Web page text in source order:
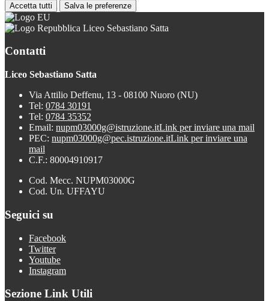
Accetta tutti Salva le preferenze
Liceo Sebastiano Satta
Contatti
Liceo Sebastiano Satta
Via Attilio Deffenu, 13 - 08100 Nuoro (NU)
Tel: 0784 30191
Tel: 0784 35352
Email: nupm03000g@istruzione.itLink per inviare una mail
PEC: nupm03000g@pec.istruzione.itLink per inviare una
mail
C.F.: 80004910917
Cod. Mecc. NUPM03000G
Cod. Un. UFFAYU
Seguici su
Facebook
Twitter
Youtube
Instagram
Sezione Link Utili